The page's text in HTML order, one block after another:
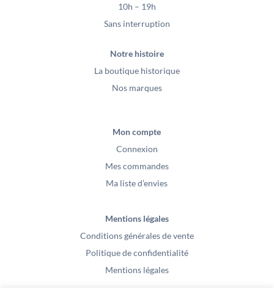
10h – 19h
Sans interruption
Notre histoire
La boutique historique
Nos marques
Mon compte
Connexion
Mes commandes
Ma liste d’envies
Mentions légales
Conditions générales de vente
Politique de confidentialité
Mentions légales